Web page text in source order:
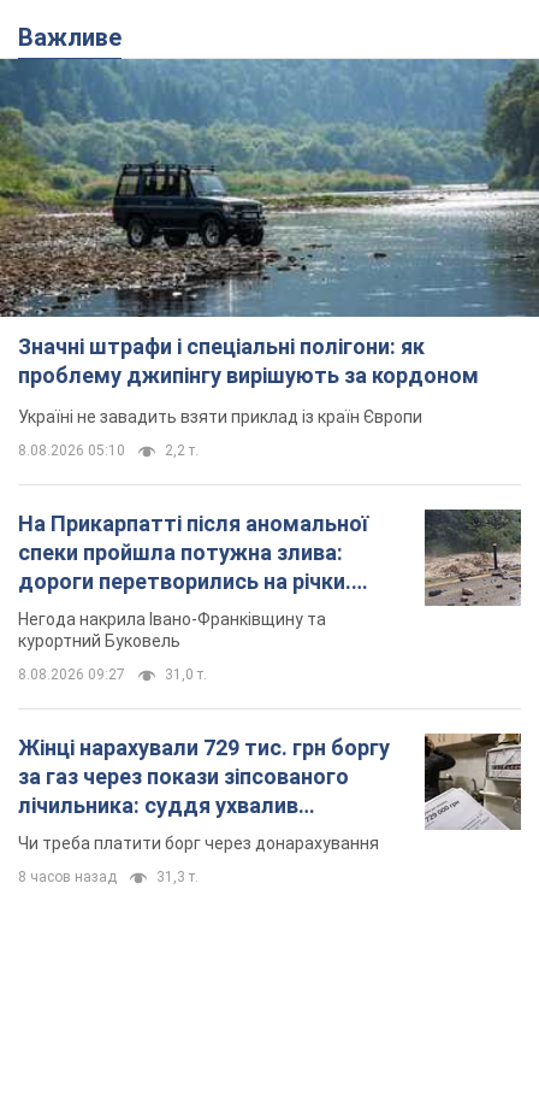
Важливе
Значні штрафи і спеціальні полігони: як
проблему джипінгу вирішують за кордоном
Україні не завадить взяти приклад із країн Європи
8.08.2026 05:10 2,2 т.
На Прикарпатті після аномальної
спеки пройшла потужна злива:
дороги перетворились на річки.
Відео
Негода накрила Івано-Франківщину та
курортний Буковель
8.08.2026 09:27 31,0 т.
Жінці нарахували 729 тис. грн боргу
за газ через покази зіпсованого
лічильника: суддя ухвалив
неочікуване рішення
Чи треба платити борг через донарахування
8 часов назад 31,3 т.